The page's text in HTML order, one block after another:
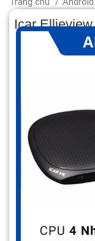
Icar